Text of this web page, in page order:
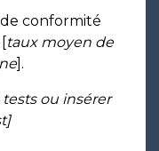
conformité
taux moyen de
].
ou insérer